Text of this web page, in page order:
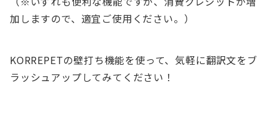
加しますので、適宜ご使用ください。）
KORREPETの壁打ち機能を使って、気軽に翻訳文をブ
ラッシュアップしてみてください！